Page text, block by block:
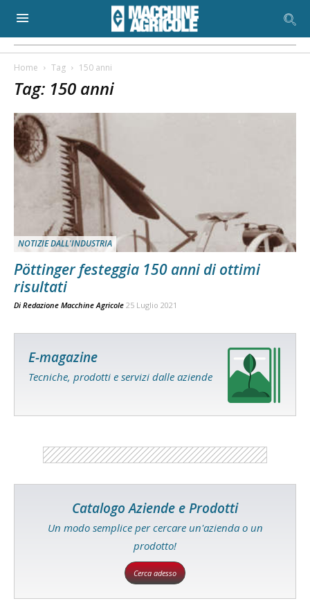
Home Tag 150 anni
Tag: 150 anni
NOTIZIE DALL'INDUSTRIA
Pöttinger festeggia 150 anni di ottimi
risultati
Di Redazione Macchine Agricole 25 Luglio 2021
E-magazine
Tecniche, prodotti e servizi dalle aziende
Catalogo Aziende e Prodotti
Un modo semplice per cercare un'azienda o un
prodotto!
Cerca adesso